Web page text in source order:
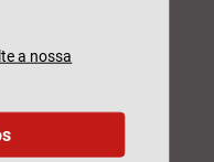
que terminou a
velocidade:
uma lomba
a nossa